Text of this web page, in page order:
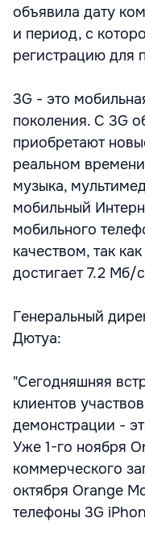
объявила дату
и период, с
регистрацию для
3G - это
поколения. С 3G
приобретают
реальном
музыка,
мобильный
мобильного
качеством, так
достигает 7.2 Мб/
Генеральный
Дютуа:
"Сегодняшняя
клиентов
демонстрации -
Уже 1-го ноября
коммерческого
октября Orange
телефоны 3G